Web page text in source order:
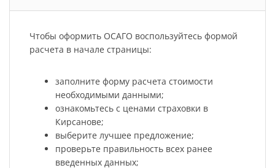
Чтобы оформить ОСАГО воспользуйтесь формой
расчета в начале страницы:
заполните форму расчета стоимости
необходимыми данными;
ознакомьтесь с ценами страховки в
Кирсанове;
выберите лучшее предложение;
проверьте правильность всех ранее
введенных данных;